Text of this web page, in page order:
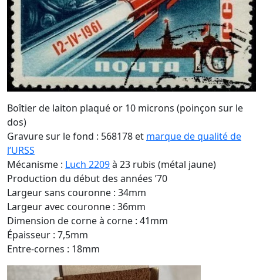
Boîtier de laiton plaqué or 10 microns (poinçon sur le
dos)
Gravure sur le fond : 568178 et marque de qualité de
l’URSS
Mécanisme : Luch 2209à 23 rubis (métal jaune)
Production du début des années ’70
Largeur sans couronne : 34mm
Largeur avec couronne : 36mm
Dimension de corne à corne : 41mm
Épaisseur : 7,5mm
Entre-cornes : 18mm